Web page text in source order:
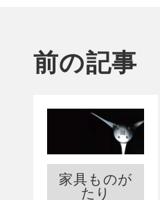
前の記事
家具ものが
たり